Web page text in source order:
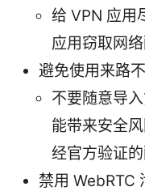
给 VPN 应用
应用窃取网络
避免使用来路
不要随意导
能带来安全
经官方验证的
禁用 WebRTC